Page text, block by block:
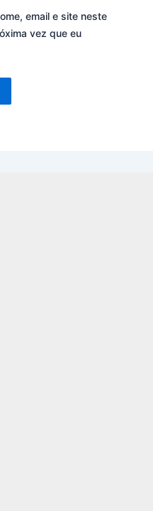
email e site neste
vez que eu